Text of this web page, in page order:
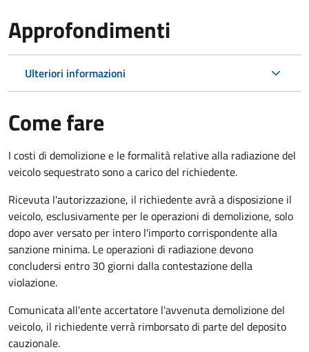
Approfondimenti
Ulteriori informazioni
Come fare
I costi di demolizione e le formalità relative alla radiazione del
veicolo sequestrato sono a carico del richiedente.
Ricevuta l'autorizzazione, il richiedente avrà a disposizione il
veicolo, esclusivamente per le operazioni di demolizione, solo
dopo aver versato per intero l'importo corrispondente alla
sanzione minima. Le operazioni di radiazione devono
concludersi entro 30 giorni dalla contestazione della
violazione.
Comunicata all'ente accertatore l'avvenuta demolizione del
veicolo, il richiedente verrà rimborsato di parte del deposito
cauzionale.